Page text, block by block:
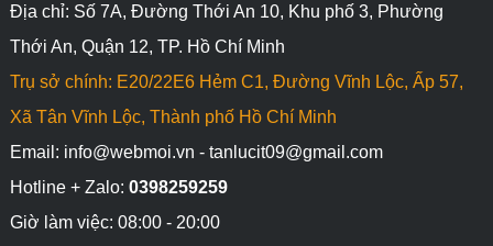
Địa chỉ: Số 7A, Đường Thới An 10, Khu phố 3, Phường
Thới An, Quận 12, TP. Hồ Chí Minh
Trụ sở chính: E20/22E6 Hẻm C1, Đường Vĩnh Lộc, Ấp 57,
Xã Tân Vĩnh Lộc, Thành phố Hồ Chí Minh
Email: info@webmoi.vn - tanlucit09@gmail.com
Hotline + Zalo: 0398259259
Giờ làm việc: 08:00 - 20:00